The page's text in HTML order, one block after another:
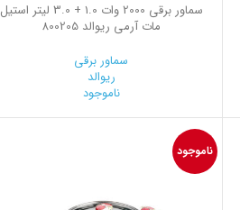
سماور برقی 2000 وات 1.0 + 3.0 لیتر استیل
مات آرمی ریوالد 800205
سماور برقی
ریوالد
ناموجود
ناموجود